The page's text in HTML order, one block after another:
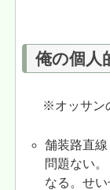
俺の個人
※オッサン
舗装路直線
問題ない
なる。せい